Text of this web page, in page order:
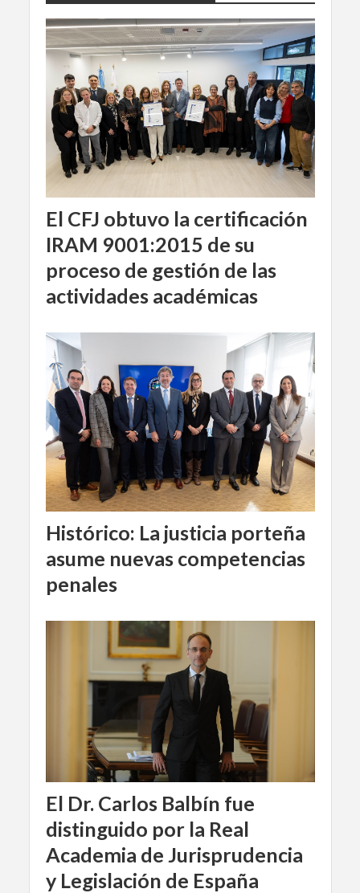
El CFJ obtuvo la certificación
IRAM 9001:2015 de su
proceso de gestión de las
actividades académicas
Histórico: La justicia porteña
asume nuevas competencias
penales
El Dr. Carlos Balbín fue
distinguido por la Real
Academia de Jurisprudencia
y Legislación de España